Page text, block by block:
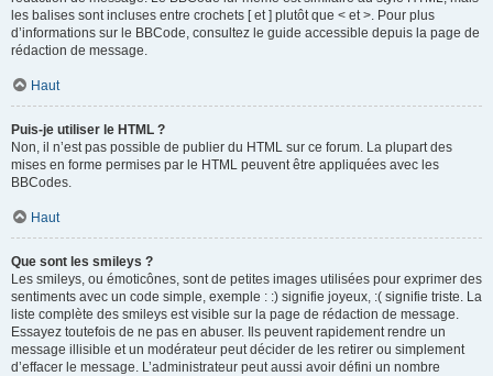
les balises sont incluses entre crochets [ et ] plutôt que < et >. Pour plus
d’informations sur le BBCode, consultez le guide accessible depuis la page de
rédaction de message.
Haut
Puis-je utiliser le HTML ?
Non, il n’est pas possible de publier du HTML sur ce forum. La plupart des
mises en forme permises par le HTML peuvent être appliquées avec les
BBCodes.
Haut
Que sont les smileys ?
Les smileys, ou émoticônes, sont de petites images utilisées pour exprimer des
sentiments avec un code simple, exemple : :) signifie joyeux, :( signifie triste. La
liste complète des smileys est visible sur la page de rédaction de message.
Essayez toutefois de ne pas en abuser. Ils peuvent rapidement rendre un
message illisible et un modérateur peut décider de les retirer ou simplement
d’effacer le message. L’administrateur peut aussi avoir défini un nombre